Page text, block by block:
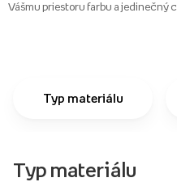
Vášmu priestoru farbu a jedinečný
Typ materiálu
Typ materiálu